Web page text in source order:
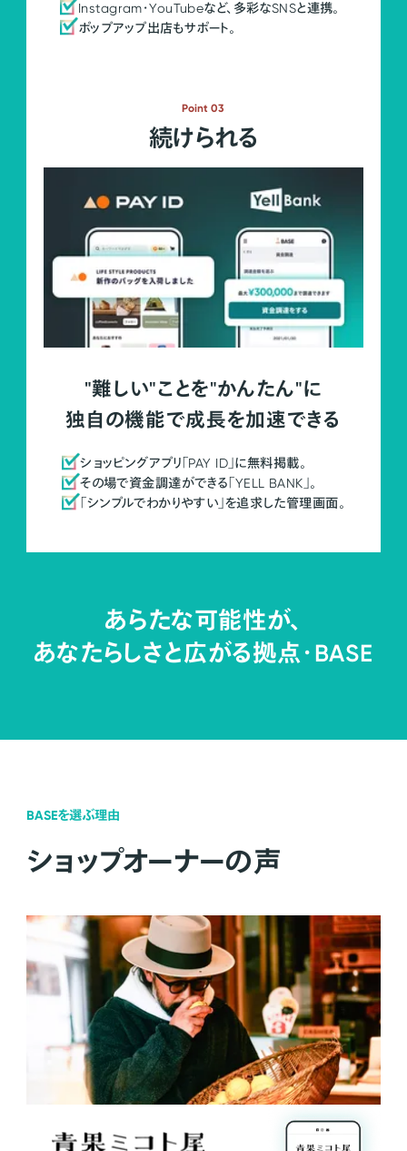
Instagram・YouTubeなど、多彩なSNSと連携。
ポップアップ出店もサポート。
Point 03
続けられる
"難しい"ことを"かんたん"に
独自の機能で成長を加速できる
ショッピングアプリ「PAY ID」に無料掲載。
その場で資金調達ができる「YELL BANK」。
「シンプルでわかりやすい」を追求した管理画面。
あらたな可能性が、
あなたらしさと広がる拠点・BASE
BASEを選ぶ理由
ショップオーナーの声